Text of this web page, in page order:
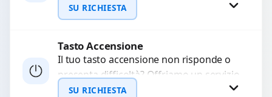
basso o assente. Utilizziamo ricambi di
alta qualità garantiti per 3...
SU RICHIESTA
Richiedi Preventivo
WhatsApp
Tasto Accensione
Il tuo tasto accensione non risponde o
presenta difficoltà? Offriamo un servizio
professionale di riparazione o
SU RICHIESTA